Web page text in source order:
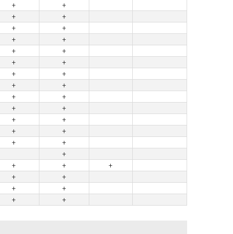
+
+
+
+
+
+
+
+
+
+
+
+
+
+
+
+
+
+
+
+
+
+
+
+
+
+
+
+ +
+
+
+
+
+
+ +